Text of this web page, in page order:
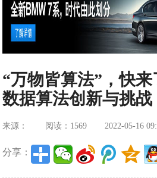
“万物皆算法”，快
数据算法创新与挑战
来源： 阅读：1569 2022-05-16
分享：